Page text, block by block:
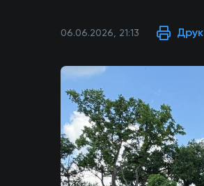
06.06.2026, 21:13 Друк